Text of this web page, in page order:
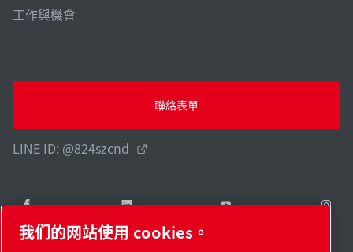
工作與機會
聯絡表單
LINE ID: @824szcnd
我们的网站使用 cookies。